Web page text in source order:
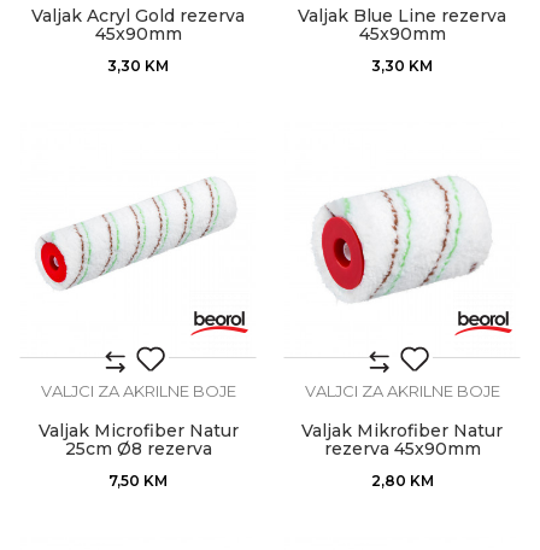
Valjak Acryl Gold rezerva
45x90mm
3,30 KM
Valjak Blue Line rezerva
45x90mm
3,30 KM
VALJCI ZA AKRILNE BOJE
Valjak Microfiber Natur
25cm Ø8 rezerva
7,50 KM
VALJCI ZA AKRILNE BOJE
Valjak Mikrofiber Natur
rezerva 45x90mm
2,80 KM